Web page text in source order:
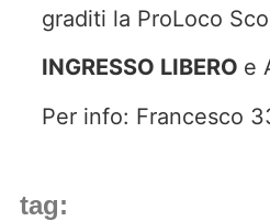
graditi la ProLoco
INGRESSO LIBERO e
Per info: Francesco
tag: